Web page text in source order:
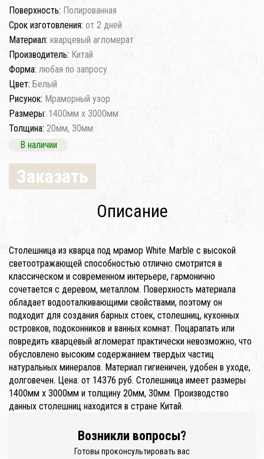
Поверхность: Полированная
Срок изготовления: от 2 дней
Материал: кварцевый агломерат
Производитель: Китай
Форма: любая по запросу
Цвет: Белый
Рисунок: Мраморный узор
Размеры: 1400мм x 3000мм
Толщина: 20мм, 30мм
В наличии
Заказать
Описание
Столешница из кварца под мрамор White Marble с высокой
светоотражающей способностью отлично смотрится в
классическом и современном интерьере, гармонично
сочетается с деревом, металлом. Поверхность материала
обладает водооталкивающими свойствами, поэтому он
подходит для создания барных стоек, столешниц, кухонных
островков, подоконников и ванных комнат. Поцарапать или
повредить кварцевый агломерат практически невозможно, что
обусловлено высоким содержанием твердых частиц
натуральных минералов. Материал гигиеничен, удобен в уходе,
долговечен. Цена: от 14376 руб. Столешница имеет размеры
1400мм x 3000мм и толщину 20мм, 30мм. Производство
данных столешниц находится в стране Китай.
Возникли вопросы?
Готовы проконсультировать вас